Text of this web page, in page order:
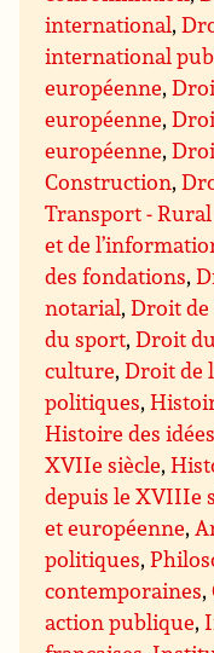
international,
international
européenne,
européenne,
européenne,
Construction,
Transport -
et de
des fondations,
notarial,Droit de
du sport,Droit
culture,Droit de
politiques,
Histoire des
XVIIe siècle,
depuis le XVIIIe
et européenne,
politiques,
contemporaines,
action publique,